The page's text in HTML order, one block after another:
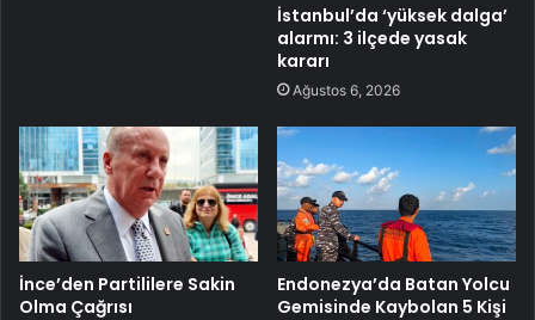
İstanbul’da ‘yüksek dalga’
alarmı: 3 ilçede yasak
kararı
Ağustos 6, 2026
İnce’den Partililere Sakin
Olma Çağrısı
Endonezya’da Batan Yolcu
Gemisinde Kaybolan 5 Kişi